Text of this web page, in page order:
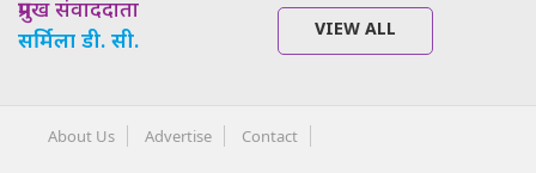
प्रमुख संवाददाता
सर्मिला डी. सी.
VIEW ALL
About Us Advertise Contact